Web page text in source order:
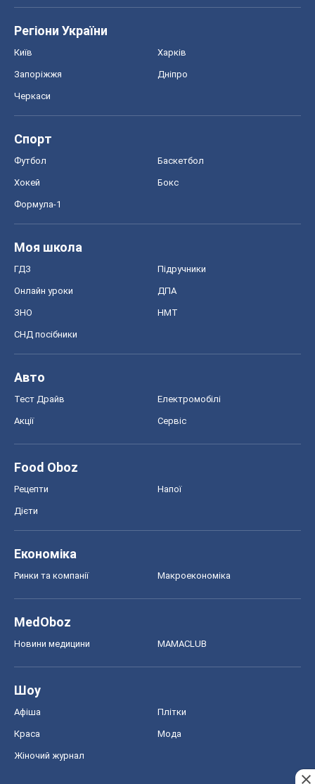
Регіони України
Київ Харків
Запоріжжя Дніпро
Черкаси
Спорт
Футбол Баскетбол
Хокей Бокс
Формула-1
Моя школа
ГДЗ Підручники
Онлайн уроки ДПА
ЗНО НМТ
СНД посібники
Авто
Тест Драйв Електромобілі
Акції Сервіс
Food Oboz
Рецепти Напої
Дієти
Економіка
Ринки та компанії Макроекономіка
MedOboz
Новини медицини MAMACLUB
Шоу
Афіша Плітки
Краса Мода
Жіночий журнал